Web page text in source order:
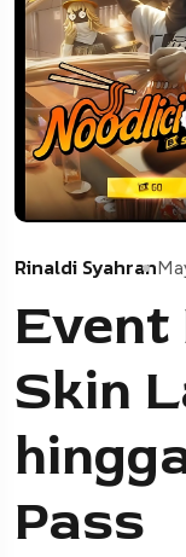
Rinaldi Syahran
Event
Skin
Pass